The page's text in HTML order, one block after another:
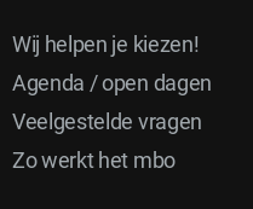
Wij helpen je kiezen!
Agenda / open dagen
Veelgestelde vragen
Zo werkt het mbo